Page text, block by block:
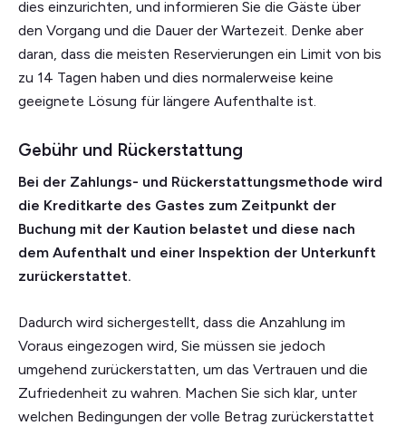
dies einzurichten, und informieren Sie die Gäste über
den Vorgang und die Dauer der Wartezeit. Denke aber
daran, dass die meisten Reservierungen ein Limit von bis
zu 14 Tagen haben und dies normalerweise keine
geeignete Lösung für längere Aufenthalte ist.
Gebühr und Rückerstattung
Bei der Zahlungs- und Rückerstattungsmethode wird
die Kreditkarte des Gastes zum Zeitpunkt der
Buchung mit der Kaution belastet und diese nach
dem Aufenthalt und einer Inspektion der Unterkunft
zurückerstattet.
Dadurch wird sichergestellt, dass die Anzahlung im
Voraus eingezogen wird, Sie müssen sie jedoch
umgehend zurückerstatten, um das Vertrauen und die
Zufriedenheit zu wahren. Machen Sie sich klar, unter
welchen Bedingungen der volle Betrag zurückerstattet